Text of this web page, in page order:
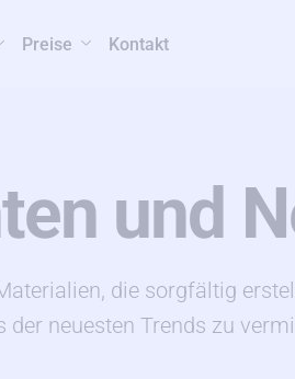
Preise Kontakt
und
die sorgfältig
der neuesten Trends zu